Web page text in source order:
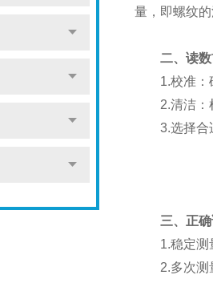
量，即螺纹
二、读
1.校准：确
2.清洁：检
3.选择合适
三、正
1.稳定测量
2.多次测量